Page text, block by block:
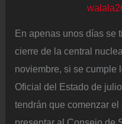
En apenas unos días se
cierre de la central
noviembre, si se cumple
Oficial del Estado de
tendrán que comenzar